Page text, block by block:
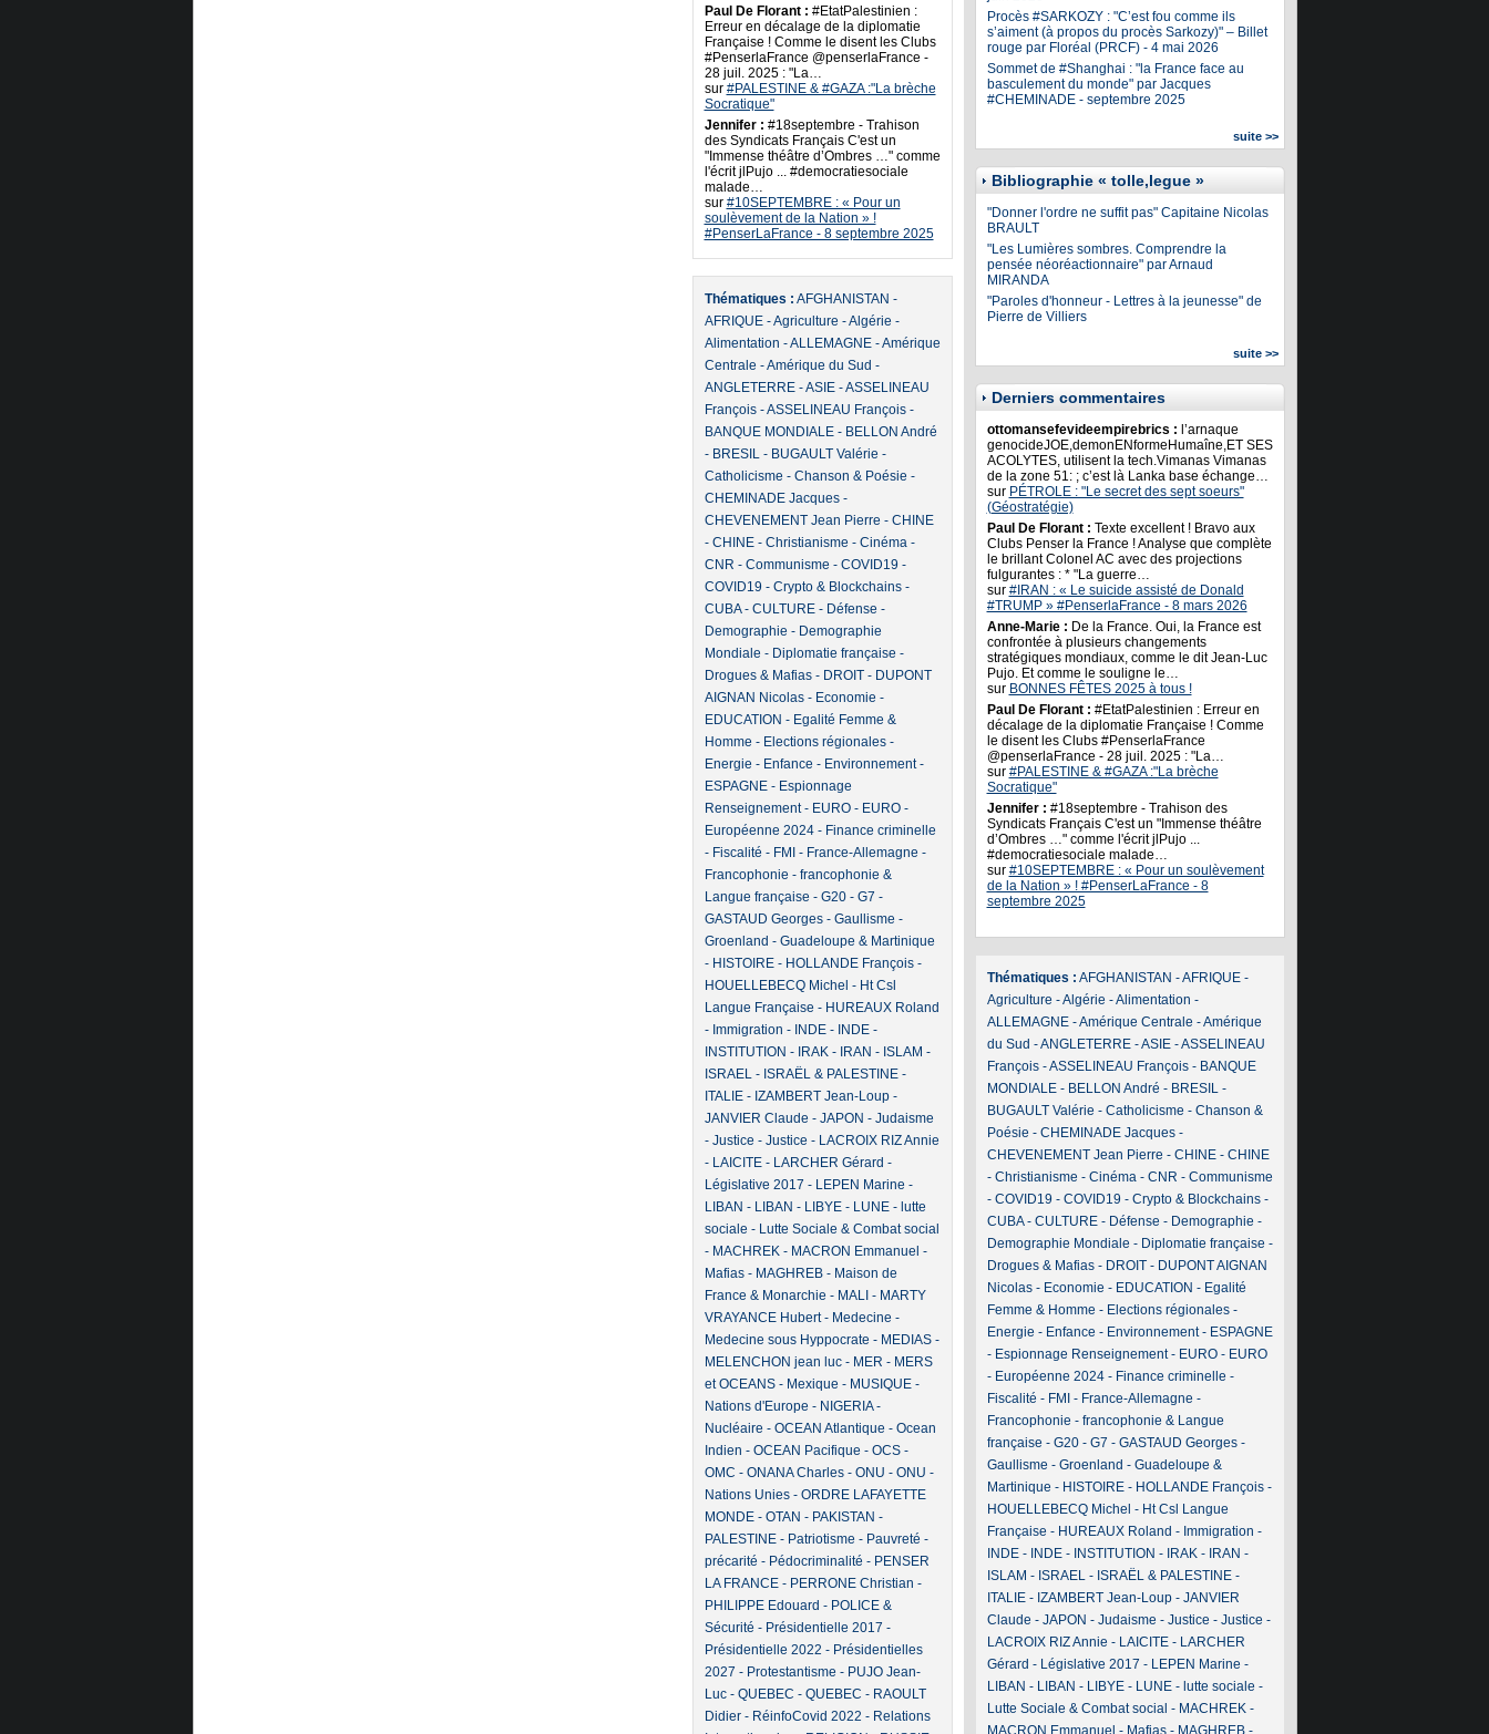
Paul De Florant : #EtatPalestinien :
Erreur en décalage de la diplomatie
Française ! Comme le disent les Clubs
#PenserlaFrance @penserlaFrance -
28 juil. 2025 : "La…
sur #PALESTINE & #GAZA :"La brèche
Socratique"
Jennifer : #18septembre - Trahison
des Syndicats Français C'est un
"Immense théâtre d’Ombres …" comme
l'écrit jlPujo ... #democratiesociale
malade…
sur #10SEPTEMBRE : « Pour un
soulèvement de la Nation » !
#PenserLaFrance - 8 septembre 2025
Thématiques : AFGHANISTAN -
AFRIQUE-Agriculture -Algérie -
Alimentation -ALLEMAGNE-Amérique
Centrale -Amérique du Sud -
ANGLETERRE-ASIE-ASSELINEAU
François-ASSELINEAU François-
BANQUE MONDIALE- BELLON André
- BRESIL- BUGAULT Valérie -
Catholicisme - Chanson & Poésie -
CHEMINADE Jacques-
CHEVENEMENT Jean Pierre - CHINE
- CHINE- Christianisme - Cinéma-
CNR - Communisme - COVID19 -
COVID19 - Crypto & Blockchains-
CUBA- CULTURE- Défense -
Demographie - Demographie
Mondiale - Diplomatie française -
Drogues & Mafias- DROIT- DUPONT
AIGNAN Nicolas- Economie -
EDUCATION - Egalité Femme &
Homme - Elections régionales-
Energie - Enfance - Environnement-
ESPAGNE- Espionnage
Renseignement- EURO- EURO-
Européenne 2024- Finance criminelle
- Fiscalité - FMI - France-Allemagne -
Francophonie - francophonie &
Langue française - G20- G7 -
GASTAUD Georges- Gaullisme -
Groenland - Guadeloupe & Martinique
- HISTOIRE- HOLLANDE François-
HOUELLEBECQ Michel - Ht Csl
Langue Française - HUREAUX Roland
- Immigration - INDE- INDE-
INSTITUTION - IRAK- IRAN - ISLAM -
ISRAEL- ISRAËL & PALESTINE-
ITALIE- IZAMBERT Jean-Loup-
JANVIER Claude - JAPON - Judaisme
- Justice - Justice - LACROIX RIZ Annie
- LAICITE- LARCHER Gérard -
Législative 2017 - LEPEN Marine -
LIBAN - LIBAN - LIBYE- LUNE- lutte
sociale - Lutte Sociale & Combat social
- MACHREK- MACRON Emmanuel -
Mafias- MAGHREB- Maison de
France & Monarchie - MALI - MARTY
VRAYANCE Hubert- Medecine -
Medecine sous Hyppocrate - MEDIAS-
MELENCHON jean luc- MER - MERS
et OCEANS- Mexique - MUSIQUE-
Nations d'Europe - NIGERIA-
Nucléaire - OCEAN Atlantique - Ocean
Indien - OCEAN Pacifique - OCS-
OMC - ONANA Charles- ONU - ONU -
Nations Unies- ORDRE LAFAYETTE
MONDE- OTAN - PAKISTAN -
PALESTINE- Patriotisme - Pauvreté -
précarité - Pédocriminalité - PENSER
LA FRANCE- PERRONE Christian -
PHILIPPE Edouard - POLICE &
Sécurité - Présidentielle 2017 -
Présidentielle 2022 - Présidentielles
2027 - Protestantisme - PUJO Jean-
Luc- QUEBEC - QUEBEC - RAOULT
Didier- RéinfoCovid 2022 - Relations
Procès #SARKOZY : "C’est fou comme ils
s’aiment (à propos du procès Sarkozy)" – Billet
rouge par Floréal (PRCF) - 4 mai 2026
Sommet de #Shanghai : "la France face au
basculement du monde" par Jacques
#CHEMINADE - septembre 2025
suite >>
Bibliographie « tolle,legue »
"Donner l'ordre ne suffit pas" Capitaine Nicolas
BRAULT
"Les Lumières sombres. Comprendre la
pensée néoréactionnaire" par Arnaud
MIRANDA
"Paroles d'honneur - Lettres à la jeunesse" de
Pierre de Villiers
suite >>
Derniers commentaires
ottomansefevideempirebrics : l’arnaque
genocideJOE,demonENformeHumaîne,ET SES
ACOLYTES, utilisent la tech.Vimanas Vimanas
de la zone 51: ; c’est là Lanka base échange…
sur PÉTROLE : "Le secret des sept soeurs"
(Géostratégie)
Paul De Florant : Texte excellent ! Bravo aux
Clubs Penser la France ! Analyse que complète
le brillant Colonel AC avec des projections
fulgurantes : * "La guerre…
sur #IRAN : « Le suicide assisté de Donald
#TRUMP » #PenserlaFrance - 8 mars 2026
Anne-Marie : De la France. Oui, la France est
confrontée à plusieurs changements
stratégiques mondiaux, comme le dit Jean-Luc
Pujo. Et comme le souligne le…
sur BONNES FÊTES 2025 à tous !
Paul De Florant : #EtatPalestinien : Erreur en
décalage de la diplomatie Française ! Comme
le disent les Clubs #PenserlaFrance
@penserlaFrance - 28 juil. 2025 : "La…
sur #PALESTINE & #GAZA :"La brèche
Socratique"
Jennifer : #18septembre - Trahison des
Syndicats Français C'est un "Immense théâtre
d’Ombres …" comme l'écrit jlPujo ...
#democratiesociale malade…
sur #10SEPTEMBRE : « Pour un soulèvement
de la Nation » ! #PenserLaFrance - 8
septembre 2025
Thématiques : AFGHANISTAN -AFRIQUE-
Agriculture -Algérie -Alimentation -
ALLEMAGNE-Amérique Centrale -Amérique
du Sud -ANGLETERRE-ASIE-ASSELINEAU
François-ASSELINEAU François- BANQUE
MONDIALE- BELLON André - BRESIL-
BUGAULT Valérie - Catholicisme - Chanson &
Poésie - CHEMINADE Jacques-
CHEVENEMENT Jean Pierre - CHINE- CHINE
- Christianisme - Cinéma- CNR - Communisme
- COVID19 - COVID19 - Crypto & Blockchains-
CUBA- CULTURE- Défense - Demographie -
Demographie Mondiale - Diplomatie française -
Drogues & Mafias- DROIT- DUPONT AIGNAN
Nicolas- Economie - EDUCATION - Egalité
Femme & Homme - Elections régionales-
Energie - Enfance - Environnement- ESPAGNE
- Espionnage Renseignement- EURO- EURO
- Européenne 2024- Finance criminelle -
Fiscalité - FMI - France-Allemagne -
Francophonie - francophonie & Langue
française - G20- G7 - GASTAUD Georges-
Gaullisme - Groenland - Guadeloupe &
Martinique - HISTOIRE- HOLLANDE François-
HOUELLEBECQ Michel - Ht Csl Langue
Française - HUREAUX Roland - Immigration -
INDE- INDE- INSTITUTION - IRAK- IRAN -
ISLAM - ISRAEL- ISRAËL & PALESTINE-
ITALIE- IZAMBERT Jean-Loup- JANVIER
Claude - JAPON - Judaisme - Justice - Justice -
LACROIX RIZ Annie - LAICITE- LARCHER
Gérard - Législative 2017 - LEPEN Marine -
LIBAN - LIBAN - LIBYE- LUNE- lutte sociale -
Lutte Sociale & Combat social - MACHREK-
MACRON Emmanuel - Mafias- MAGHREB-